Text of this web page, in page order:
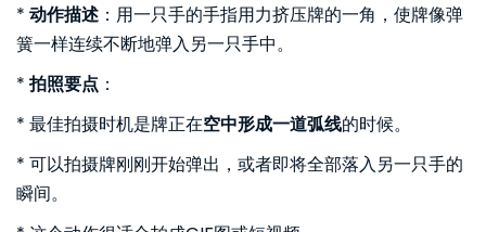
* 动作描述 ：用一只手的手指用力挤压牌的一角，使牌像弹
簧一样连续不断地弹入另一只手中。
* 拍照要点 ：
* 最佳拍摄时机是牌正在空中形成一道弧线的时候。
* 可以拍摄牌刚刚开始弹出，或者即将全部落入另一只手的
瞬间。